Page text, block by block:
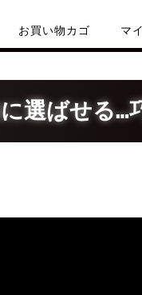
お買い物カゴ マ
選ばせる…